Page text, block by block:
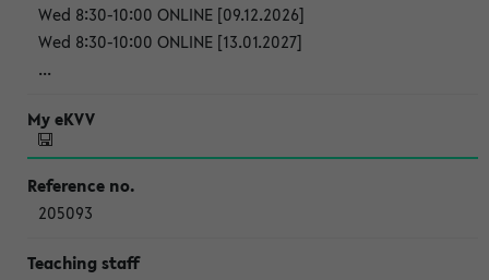
Wed 8:30-10:00 ONLINE [09.12.2026]
Wed 8:30-10:00 ONLINE [13.01.2027]
...
205093